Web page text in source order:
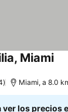
Miami
Miami, a 8.0
ver los precios